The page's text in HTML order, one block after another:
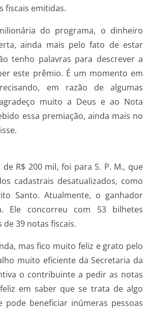
fiscais emitidas.
do programa, o dinheiro
ainda mais pelo fato de estar
tenho palavras para descrever a
este prêmio. É um momento em
em razão de algumas
muito a Deus e ao Nota
essa premiação, ainda mais no
R$ 200 mil, foi para S. P. M., que
cadastrais desatualizados, como
Santo. Atualmente, o ganhador
Ele concorreu com 53 bilhetes
39 notas fiscais.
mas fico muito feliz e grato pelo
muito eficiente da Secretaria da
o contribuinte a pedir as notas
em saber que se trata de algo
pode beneficiar inúmeras pessoas